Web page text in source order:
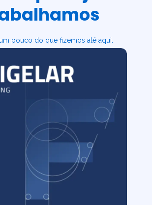
pouco do que fizemos até aqui.